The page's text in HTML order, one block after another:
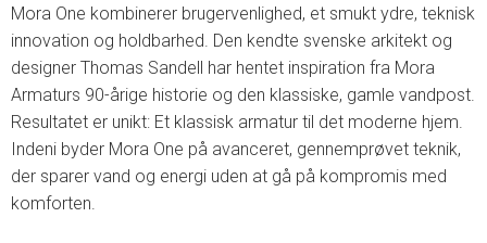
Mora One kombinerer brugervenlighed, et smukt ydre, teknisk
innovation og holdbarhed. Den kendte svenske arkitekt og
designer Thomas Sandell har hentet inspiration fra Mora
Armaturs 90-årige historie og den klassiske, gamle vandpost.
Resultatet er unikt: Et klassisk armatur til det moderne hjem.
Indeni byder Mora One på avanceret, gennemprøvet teknik,
der sparer vand og energi uden at gå på kompromis med
komforten.